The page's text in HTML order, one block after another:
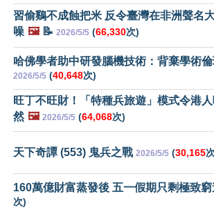
習偷鷄不成蝕把米 反令臺灣在非洲聲名
噪 🖼️📝 2026/5/5 (66,330次)
哈佛學者助中研發腦機技術：背棄學術
2026/5/5 (40,648次)
旺丁不旺財！「特種兵旅遊」模式令港
然 🖼️ 2026/5/5 (64,068次)
天下奇譚 (553) 鬼兵之戰 2026/5/5 (30,165
160萬億財富蒸發後 五一假期只剩極致窮
次)